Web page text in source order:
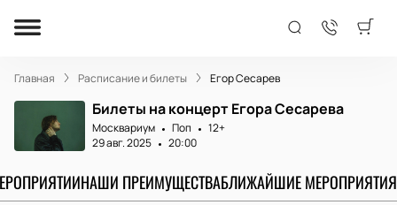
Главная Расписание и билеты Егор Сесарев
Билеты на концерт Егора Сесарева
Москвариум Поп
12+
29 авг. 2025
20:00
НАШИ ПРЕИМУЩЕСТВАБЛИЖАЙШИЕ МЕРОПРИЯТИЯ